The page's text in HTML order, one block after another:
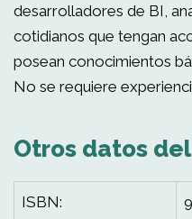
desarrolladores de BI,
cotidianos que tengan
posean conocimientos
No se requiere
Otros datos
ISBN: